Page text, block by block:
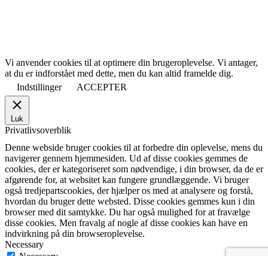
Vi anvender cookies til at optimere din brugeroplevelse. Vi antager,
at du er indforstået med dette, men du kan altid framelde dig.
Indstillinger
ACCEPTER
Luk
Privatlivsoverblik
Denne webside bruger cookies til at forbedre din oplevelse, mens du
navigerer gennem hjemmesiden. Ud af disse cookies gemmes de
cookies, der er kategoriseret som nødvendige, i din browser, da de er
afgørende for, at websitet kan fungere grundlæggende. Vi bruger
også tredjepartscookies, der hjælper os med at analysere og forstå,
hvordan du bruger dette websted. Disse cookies gemmes kun i din
browser med dit samtykke. Du har også mulighed for at fravælge
disse cookies. Men fravalg af nogle af disse cookies kan have en
indvirkning på din browseroplevelse.
Necessary